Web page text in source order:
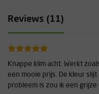
Reviews (11)
Knappe klim acht. Werkt
een mooie prijs. De kleur
probleem is zou ik een grijze